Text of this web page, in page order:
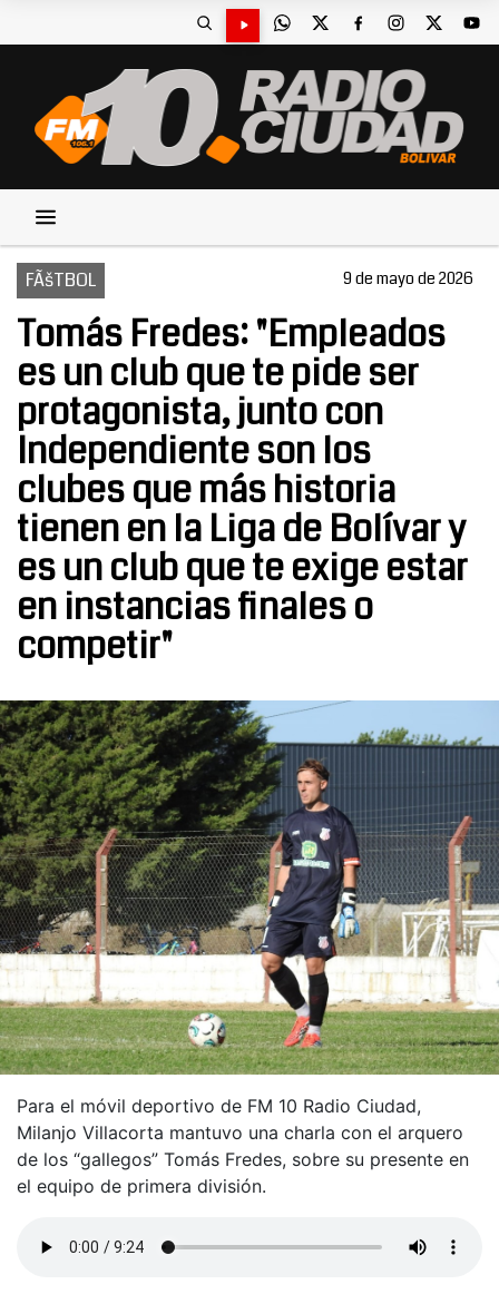
FÃšTBOL 9 de mayo de 2026
Tomás Fredes: "Empleados
es un club que te pide ser
protagonista, junto con
Independiente son los
clubes que más historia
tienen en la Liga de Bolívar y
es un club que te exige estar
en instancias finales o
competir"
Para el móvil deportivo de FM 10 Radio Ciudad,
Milanjo Villacorta mantuvo una charla con el arquero
de los “gallegos” Tomás Fredes, sobre su presente en
el equipo de primera división.